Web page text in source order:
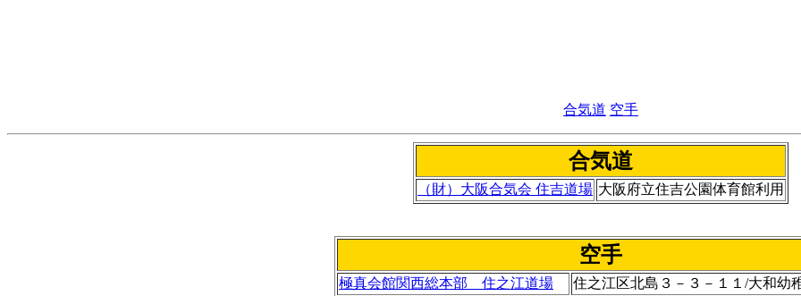
合気道 空手
合気道
（財）大阪合気会 住吉道場 大阪府立住吉公園体育館利用
空手
極真会館関西総本部 住之江道場
住之江区北島３－３－１１/大和幼